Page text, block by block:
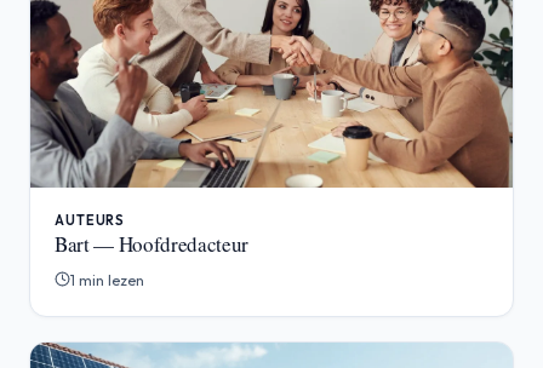
AUTEURS
Bart — Hoofdredacteur
1 min lezen